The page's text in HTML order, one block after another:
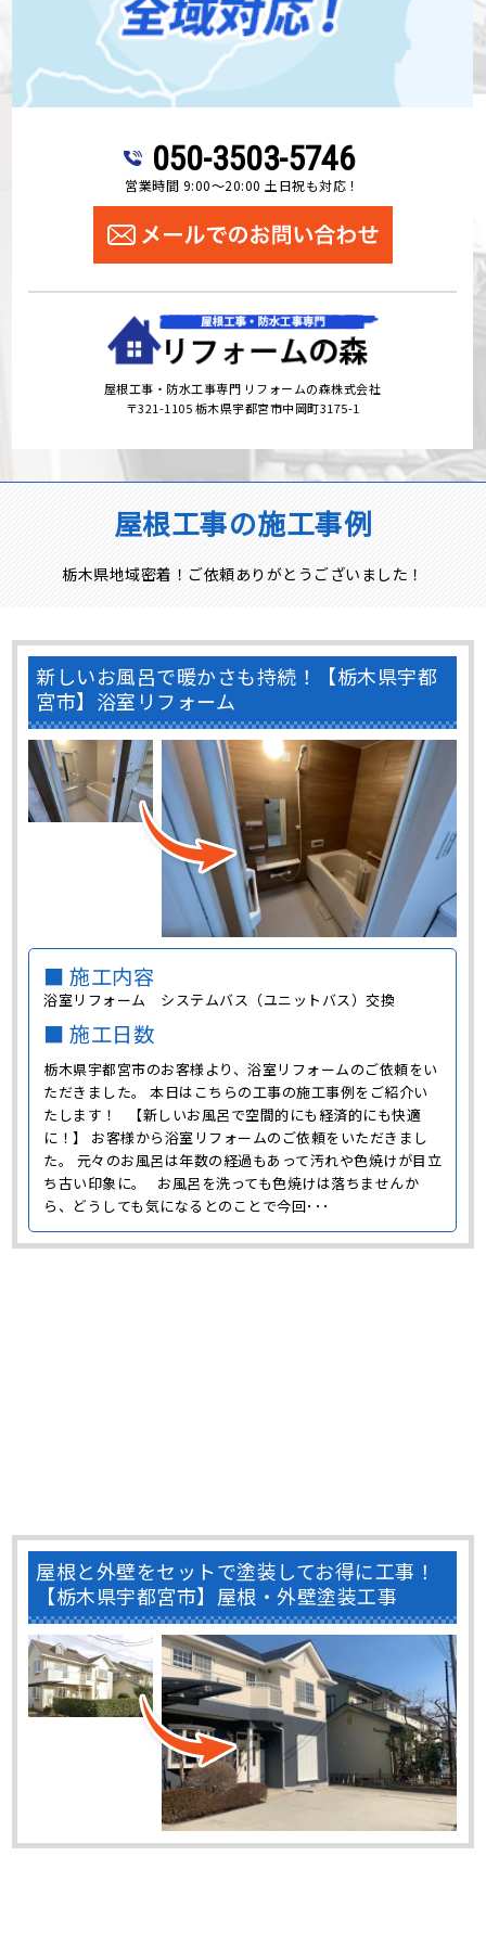
050-3503-5746
営業時間 9:00～20:00 土日祝も対応！
屋根工事・防水工事専門 リフォームの森株式会社
〒321-1105 栃木県宇都宮市中岡町3175-1
屋根工事の施工事例
栃木県地域密着！ご依頼ありがとうございました！
新しいお風呂で暖かさも持続！【栃木県宇都
宮市】浴室リフォーム
■ 施工内容
浴室リフォーム システムバス（ユニットバス）交換
■ 施工日数
栃木県宇都宮市のお客様より、浴室リフォームのご依頼をい
ただきました。 本日はこちらの工事の施工事例をご紹介い
たします！ 【新しいお風呂で空間的にも経済的にも快適
に！】 お客様から浴室リフォームのご依頼をいただきまし
た。 元々のお風呂は年数の経過もあって汚れや色焼けが目立
ち古い印象に。 お風呂を洗っても色焼けは落ちませんか
ら、どうしても気になるとのことで今回･･･
屋根と外壁をセットで塗装してお得に工事！
【栃木県宇都宮市】屋根・外壁塗装工事